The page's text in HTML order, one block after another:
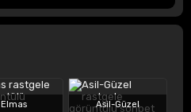
Elmas Asil-Güzel